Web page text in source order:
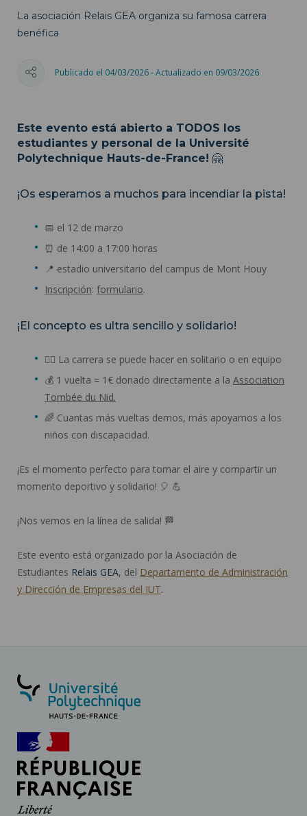
La asociación Relais GEA organiza su famosa carrera
benéfica
Publicado el 04/03/2026 - Actualizado en 09/03/2026
Este evento está abierto a TODOS los
estudiantes y personal de la Université
Polytechnique Hauts-de-France! 🤗
¡Os esperamos a muchos para incendiar la pista!
📅 el 12 de marzo
⏰ de 14:00 a 17:00 horas
📍 estadio universitario del campus de Mont Houy
Inscripción: formulario.
¡El concepto es ultra sencillo y solidario!
🏃‍♂️ La carrera se puede hacer en solitario o en equipo
💰 1 vuelta = 1€ donado directamente a la Association
Tombée du Nid.
🌈 Cuantas más vueltas demos, más apoyamos a los
niños con discapacidad.
¡Es el momento perfecto para tomar el aire y compartir un
momento deportivo y solidario! 🎈 💪
¡Nos vemos en la línea de salida! 🏁
Este evento está organizado por la Asociación de
Estudiantes Relais GEA, del Departamento de Administración
y Dirección de Empresas del IUT.